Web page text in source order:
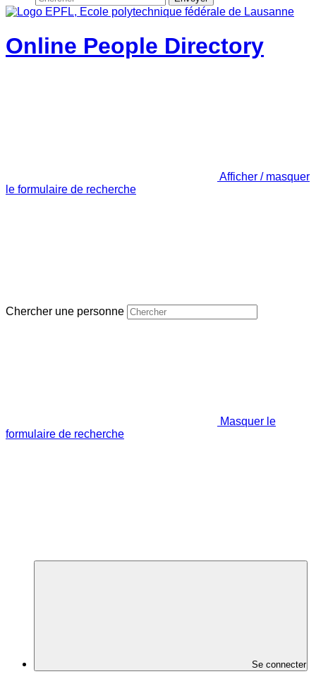
Online People Directory
Afficher / masquer
le formulaire de recherche
Chercher une personne
Masquer le
formulaire de recherche
Se connecter